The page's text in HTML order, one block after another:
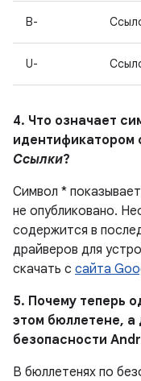
B-
U-
4. Что означает
идентификатором
Ссылки?
Символ *
не опубликовано.
содержится в
драйверов для
скачать с сайта
5. Почему теперь
этом бюллетене, а
безопасности
В бюллетенях по